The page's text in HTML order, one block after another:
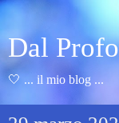
Dal
🤍 ... il mio blog ...